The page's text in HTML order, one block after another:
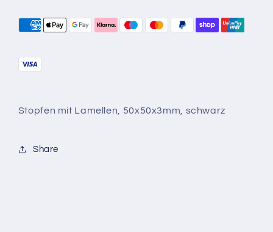
Stopfen mit Lamellen, 50x50x3mm, schwarz
Share